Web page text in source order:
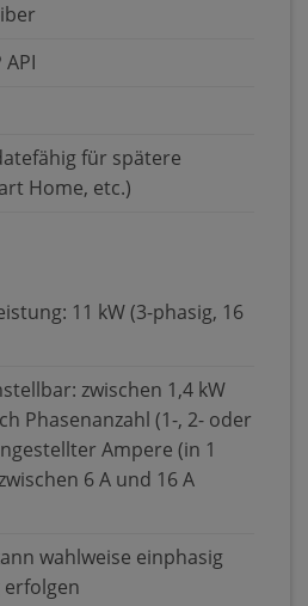
API
für spätere
Home, etc.)
11 kW (3-phasig, 16
zwischen 1,4 kW
Phasenanzahl (1-, 2- oder
Ampere (in 1
6 A und 16 A
wahlweise einphasig